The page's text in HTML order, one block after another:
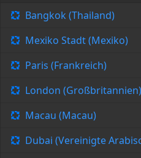
Bangkok (Thailand)
Mexiko Stadt (Mexiko)
Paris (Frankreich)
London (Großbritannien)
Macau (Macau)
Dubai (Vereinigte